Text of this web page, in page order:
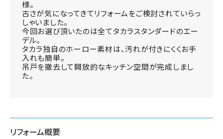
様。
古さが気になってきてリフォームをご検討されていらっ
しゃいました。
今回お選び頂いたのは全てタカラスタンダードのエー
デル。
タカラ独自のホーロー素材は、汚れが付きにくくお手
入れも簡単。
吊戸を撤去して開放的なキッチン空間が完成しまし
た。
リフォーム概要